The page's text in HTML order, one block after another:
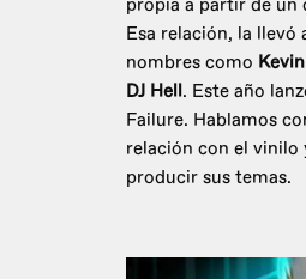
propia a partir de un
Esa relación, la
nombres como
DJ Hell. Este año
Failure. Hablamos
relación con el vinilo
producir sus temas.